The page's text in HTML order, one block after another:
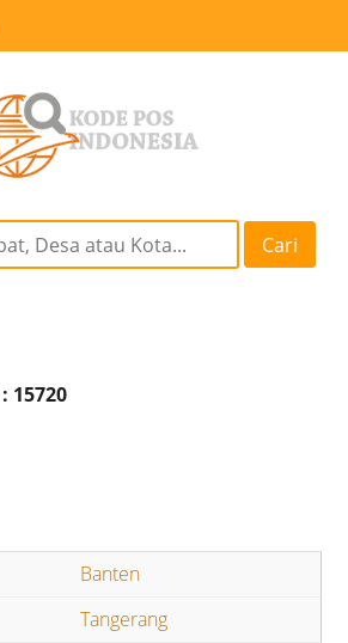
Cari
15720
Banten
Tangerang